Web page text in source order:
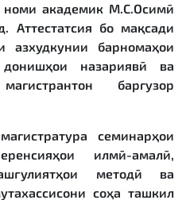
номи академик М.С.Осимӣ
Аттестатсия бо мақсади
азхудкунии барномаҳои
назариявӣ ва
баргузор
семинарҳои
илмӣ-амалӣ,
методӣ ва
соҳа ташкил